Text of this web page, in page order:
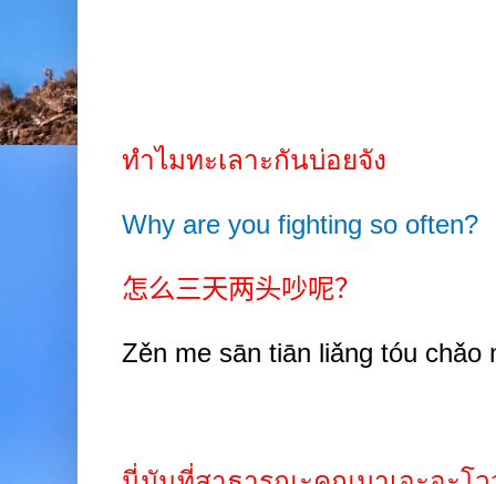
ทำไมทะเลาะกันบ่อยจัง
Why are you fighting so often?
怎么三天两头吵呢？
Zěn me sān tiān liǎng tóu chǎo